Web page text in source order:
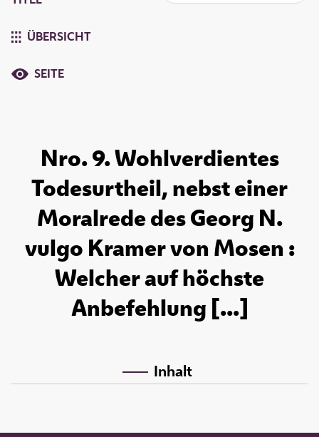
ÜBERSICHT
SEITE
Nro. 9. Wohlverdientes
Todesurtheil, nebst einer
Moralrede des Georg N.
vulgo Kramer von Mosen :
Welcher auf höchste
Anbefehlung [...]
Inhalt